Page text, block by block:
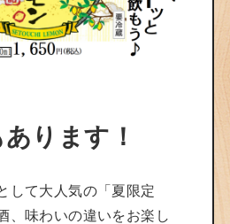
ります！
して大人気の「夏限定
、味わいの違いをお楽し